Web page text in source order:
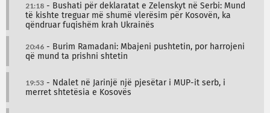
21:18 - Bushati për deklaratat e Zelenskyt në Serbi: Mund
të kishte treguar më shumë vlerësim për Kosovën, ka
qëndruar fuqishëm krah Ukrainës
20:46 - Burim Ramadani: Mbajeni pushtetin, por harrojeni
që mund ta prishni shtetin
19:53 - Ndalet në Jarinjë një pjesëtar i MUP-it serb, i
merret shtetësia e Kosovës